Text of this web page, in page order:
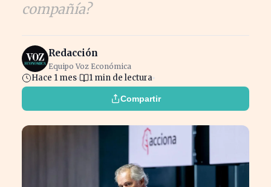
compañía?
Redacción
Equipo Voz Económica
Hace 1 mes 1 min de lectura
Compartir